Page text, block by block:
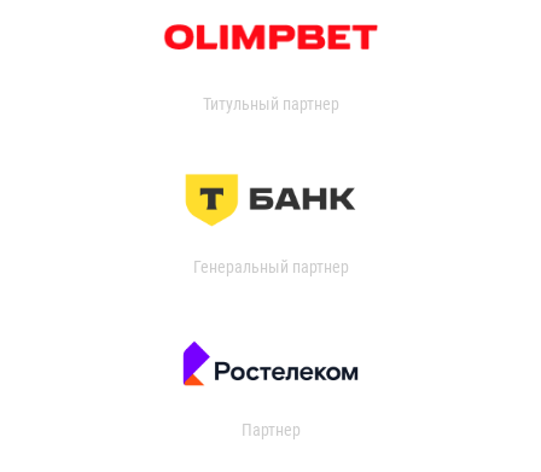
Титульный партнер
Генеральный партнер
Партнер